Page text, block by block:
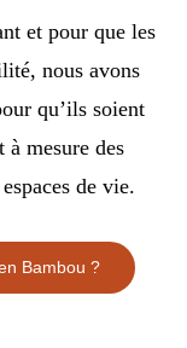
et pour que les
nous avons
qu’ils soient
mesure des
de vie.
Bambou ?